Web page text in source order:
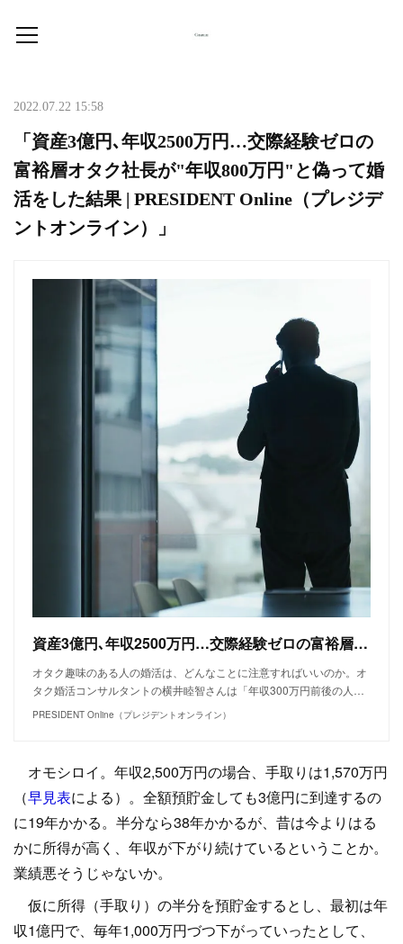
2022.07.22 15:58
「資産3億円､年収2500万円…交際経験ゼロの
富裕層オタク社長が"年収800万円"と偽って婚
活をした結果 | PRESIDENT Online（プレジデ
ントオンライン）」
資産3億円､年収2500万円…交際経験ゼロの富裕層オタク社長が"年収800万円"と偽って婚活をした結果 高年収のオタク男性は"格好の獲物"になる
オタク趣味のある人の婚活は、どんなことに注意すればいいのか。オ
タク婚活コンサルタントの横井睦智さんは「年収300万円前後の人…
PRESIDENT Online（プレジデントオンライン）
オモシロイ。年収2,500万円の場合、手取りは1,570万円
（早見表による）。全額預貯金しても3億円に到達するの
に19年かかる。半分なら38年かかるが、昔は今よりはる
かに所得が高く、年収が下がり続けているということか。
業績悪そうじゃないか。
仮に所得（手取り）の半分を預貯金するとし、最初は年
収1億円で、毎年1,000万円づつ下がっていったとして、